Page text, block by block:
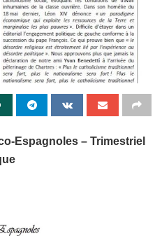
Espagnoles – Trimestriel